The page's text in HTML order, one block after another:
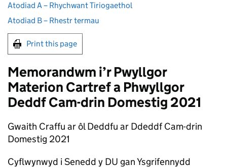
Atodiad A – Rhychwant Tiriogaethol
Atodiad B – Rhestr termau
Print this page
Memorandwm i’r Pwyllgor
Materion Cartref a Phwyllgor
Deddf Cam-drin Domestig 2021
Gwaith Craffu ar ôl Deddfu ar Ddeddf Cam-drin
Domestig 2021
Cyflwynwyd i Senedd y DU gan Ysgrifennydd